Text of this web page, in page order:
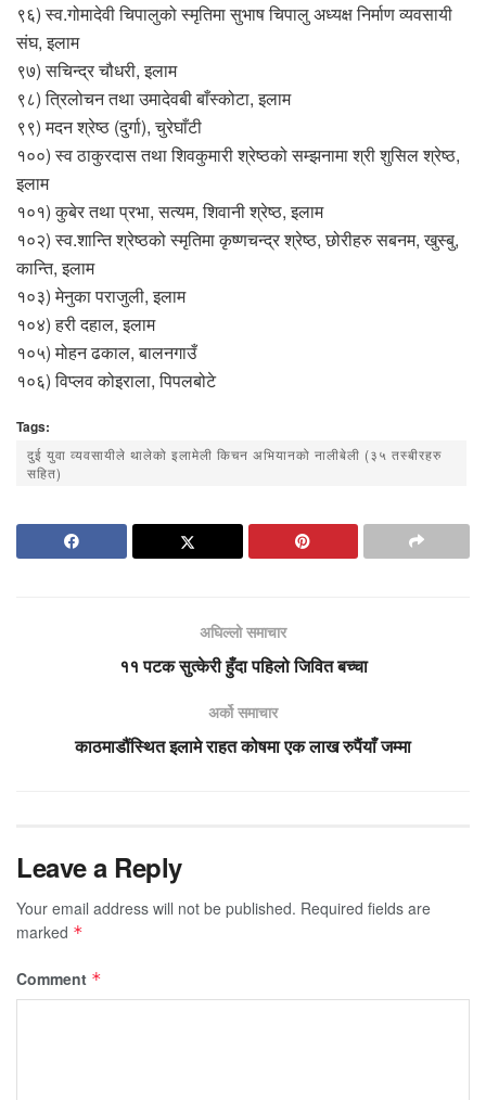
९६) स्व.गोमादेवी चिपालुको स्मृतिमा सुभाष चिपालु अध्यक्ष निर्माण व्यवसायी
संघ, इलाम
९७) सचिन्द्र चौधरी, इलाम
९८) त्रिलोचन तथा उमादेवबी बाँस्कोटा, इलाम
९९) मदन श्रेष्ठ (दुर्गा), चुरेघाँटी
१००) स्व ठाकुरदास तथा शिवकुमारी श्रेष्ठको सम्झनामा श्री शुसिल श्रेष्ठ,
इलाम
१०१) कुबेर तथा प्रभा, सत्यम, शिवानी श्रेष्ठ, इलाम
१०२) स्व.शान्ति श्रेष्ठको स्मृतिमा कृष्णचन्द्र श्रेष्ठ, छोरीहरु सबनम, खुस्बु,
कान्ति, इलाम
१०३) मेनुका पराजुली, इलाम
१०४) हरी दहाल, इलाम
१०५) मोहन ढकाल, बालनगाउँ
१०६) विप्लव कोइराला, पिपलबोटे
Tags:
दुई युवा व्यवसायीले थालेको इलामेली किचन अभियानको नालीबेली (३५ तस्बीरहरु
सहित)
अघिल्लो समाचार
११ पटक सुत्केरी हुँदा पहिलो जिवित बच्चा
अर्को समाचार
काठमाडौंस्थित इलामे राहत कोषमा एक लाख रुपैंयाँ जम्मा
Leave a Reply
Your email address will not be published. Required fields are
marked *
Comment *